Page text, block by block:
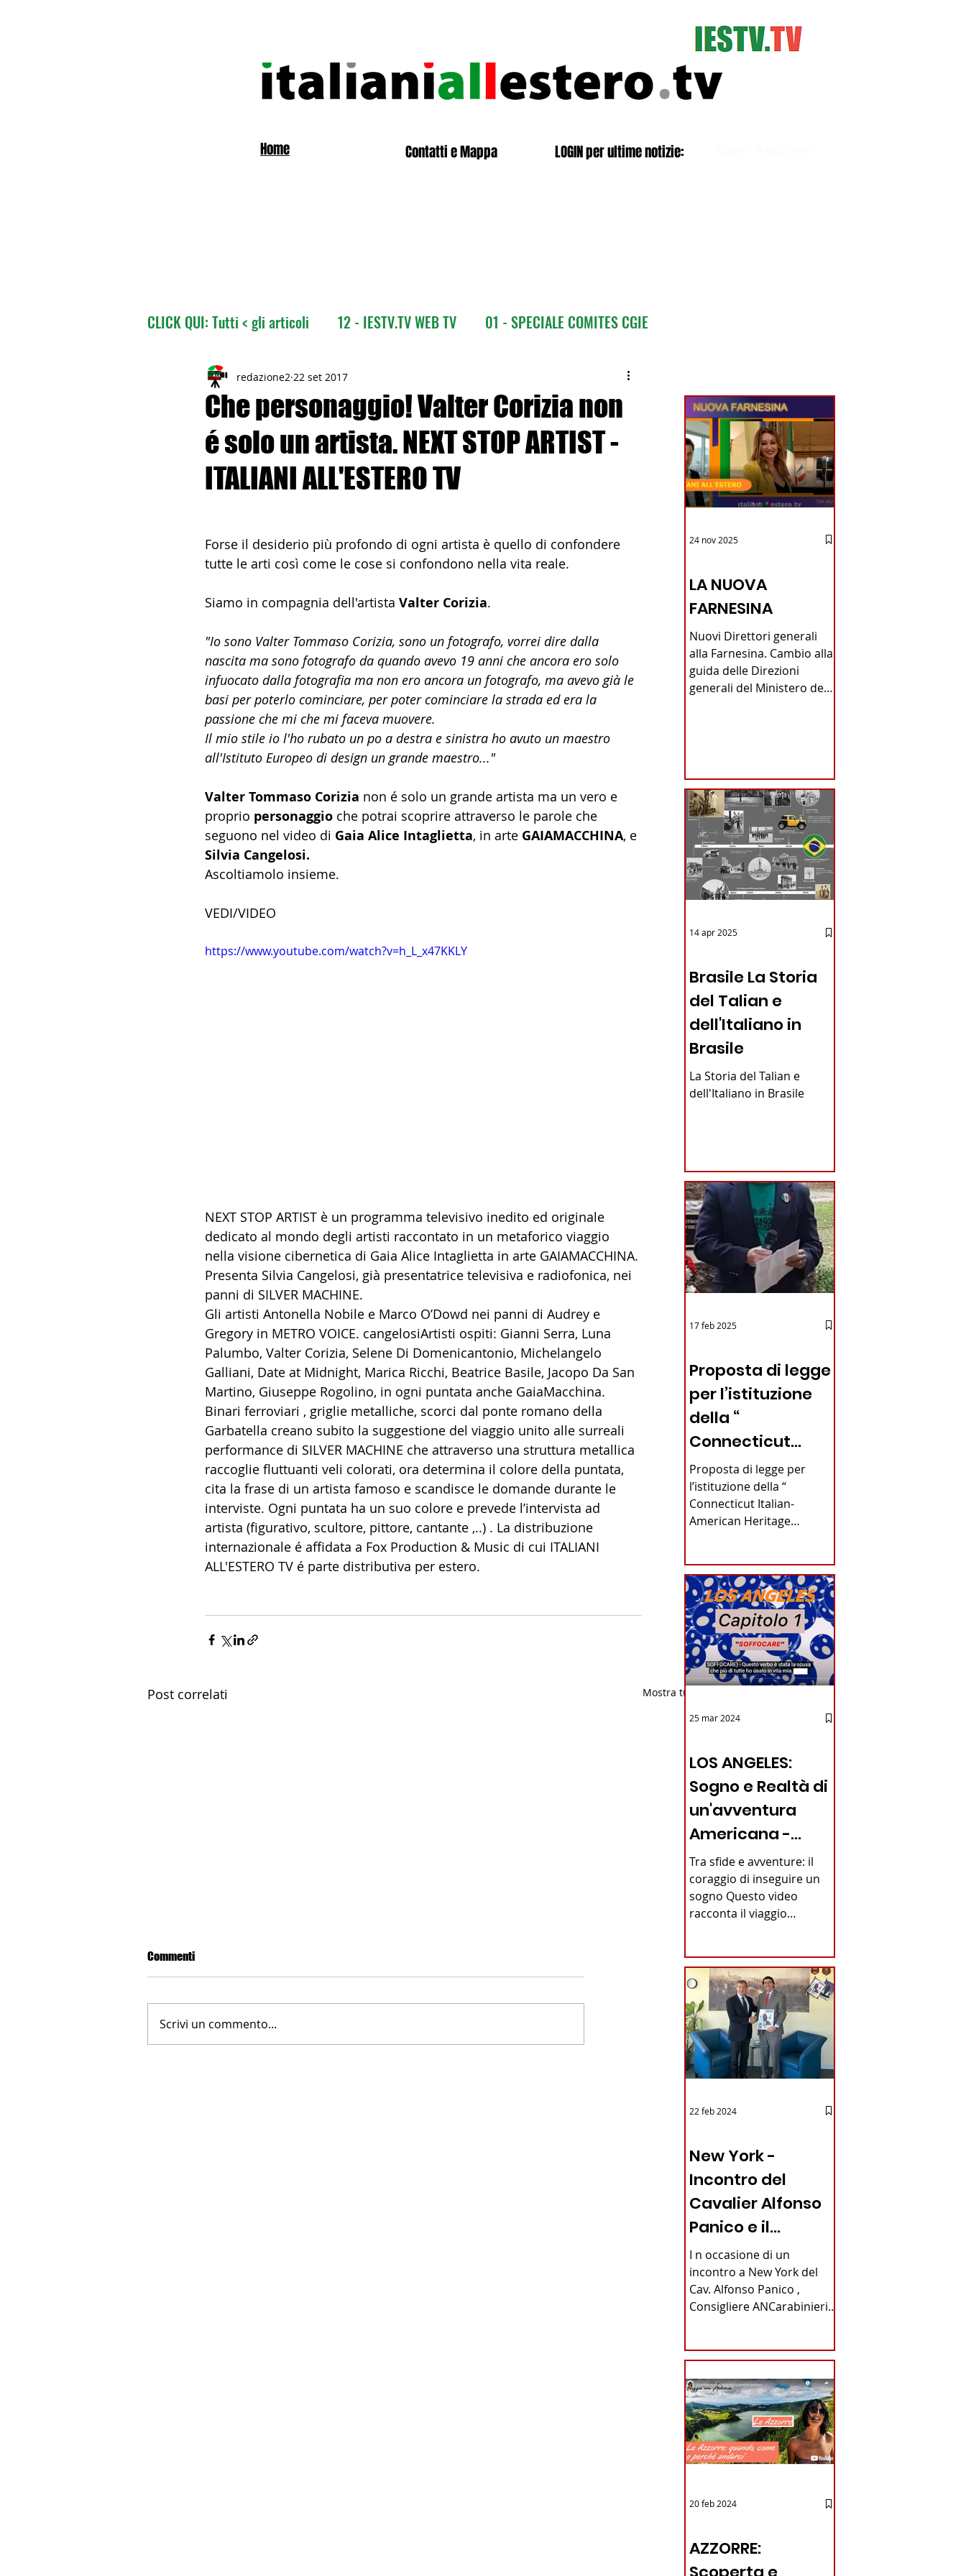
Home Contatti e Mappa LOGIN per ultime notizie:
CLICK QUI: Tutti < gli articoli 12 - IESTV.TV WEB TV 01 - SPECIALE COMITES CGIE
02 - TURISMO DELLE RADICI 03 bis - Giro del Mondo
04 - ITALIANI ALL'ESTERO Europa 05 - ITALIANI ALL'ESTERO Africa
06 - ITALIANI ALL'ESTERO Asia 07 - ITALIANI ALL'ESTERO Australia
08 - ITALIANI IN OCEANIA 09 - ITALIANI ALL'ESTERO Nord Amer
11 - ITALIANI ALL'ESTERO Sud Amer 13 - ISTITUZIONI
14 - IIC IST. ITALIANO CULTURA 15 - AMBASCIATE CONSOLATI 16 - FARNESINA
17 - ASSOCIAZIONI 18 - MAPPE ITALIANI ALL'ESTERO
24 - ASIA 25 - OCEANIA 26 - POLITICA 28 - PAPPAMONDO.TV
Che personaggio! Valter Corizia non
é solo un artista. NEXT STOP ARTIST -
ITALIANI ALL'ESTERO TV
redazione2 22 set 2017
Forse il desiderio più profondo di ogni artista è quello di confondere
tutte le arti così come le cose si confondono nella vita reale.
Siamo in compagnia dell'artista Valter Corizia.
"Io sono Valter Tommaso Corizia, sono un fotografo, vorrei dire dalla
nascita ma sono fotografo da quando avevo 19 anni che ancora ero solo
infuocato dalla fotografia ma non ero ancora un fotografo, ma avevo già le
basi per poterlo cominciare, per poter cominciare la strada ed era la
passione che mi che mi faceva muovere.
Il mio stile io l'ho rubato un po a destra e sinistra ho avuto un maestro
all'Istituto Europeo di design un grande maestro..."
Valter Tommaso Corizia non é solo un grande artista ma un vero e
proprio personaggio che potrai scoprire attraverso le parole che
seguono nel video di Gaia Alice Intaglietta, in arte GAIAMACCHINA, e
Silvia Cangelosi.
Ascoltiamolo insieme.
VEDI/VIDEO
https://www.youtube.com/watch?v=h_L_x47KKLY
NEXT STOP ARTIST è un programma televisivo inedito ed originale
dedicato al mondo degli artisti raccontato in un metaforico viaggio
nella visione cibernetica di Gaia Alice Intaglietta in arte GAIAMACCHINA.
Presenta Silvia Cangelosi, già presentatrice televisiva e radiofonica, nei
panni di SILVER MACHINE.
Gli artisti Antonella Nobile e Marco O’Dowd nei panni di Audrey e
Gregory in METRO VOICE. cangelosiArtisti ospiti: Gianni Serra, Luna
Palumbo, Valter Corizia, Selene Di Domenicantonio, Michelangelo
Galliani, Date at Midnight, Marica Ricchi, Beatrice Basile, Jacopo Da San
Martino, Giuseppe Rogolino, in ogni puntata anche GaiaMacchina.
Binari ferroviari , griglie metalliche, scorci dal ponte romano della
Garbatella creano subito la suggestione del viaggio unito alle surreali
performance di SILVER MACHINE che attraverso una struttura metallica
raccoglie fluttuanti veli colorati, ora determina il colore della puntata,
cita la frase di un artista famoso e scandisce le domande durante le
interviste. Ogni puntata ha un suo colore e prevede l’intervista ad
artista (figurativo, scultore, pittore, cantante ,..) . La distribuzione
internazionale é affidata a Fox Production & Music di cui ITALIANI
ALL'ESTERO TV é parte distributiva per estero.
Post correlati Mostra tutti
LA NUOVA FARNESINA
Commenti
Scrivi un commento...
LA NUOVA
FARNESINA
Nuovi Direttori generali
alla Farnesina. Cambio alla
guida delle Direzioni
generali del Ministero degli
proposte dal ministro
Antonio Tajani . NUOVA
DIREZIONE GENERALE
DELLA FARNESINA
24 nov 2025
Brasile La Storia
del Talian e
dell'Italiano in
Brasile
La Storia del Talian e
dell'Italiano in Brasile
14 apr 2025
Proposta di legge
per l’istituzione
della “
Connecticut
Italian-American
Heritage
Commission”
Connecticut
Proposta di legge per
l’istituzione della “
Connecticut Italian-
American Heritage
Alfonso...
17 feb 2025
LOS ANGELES:
Sogno e Realtà di
un'avventura
Americana -
VIDEO
Tra sfide e avventure: il
coraggio di inseguire un
sogno Questo video
racconta il viaggio
25 mar 2024
New York -
Incontro del
Cavalier Alfonso
Panico e il
Generale dei
Carabinieri
Fabrizio Parrulli
I n occasione di un
incontro a New York del
Cav. Alfonso Panico ,
Consigliere ANCarabinieri
22 feb 2024
AZZORRE:
20 feb 2024